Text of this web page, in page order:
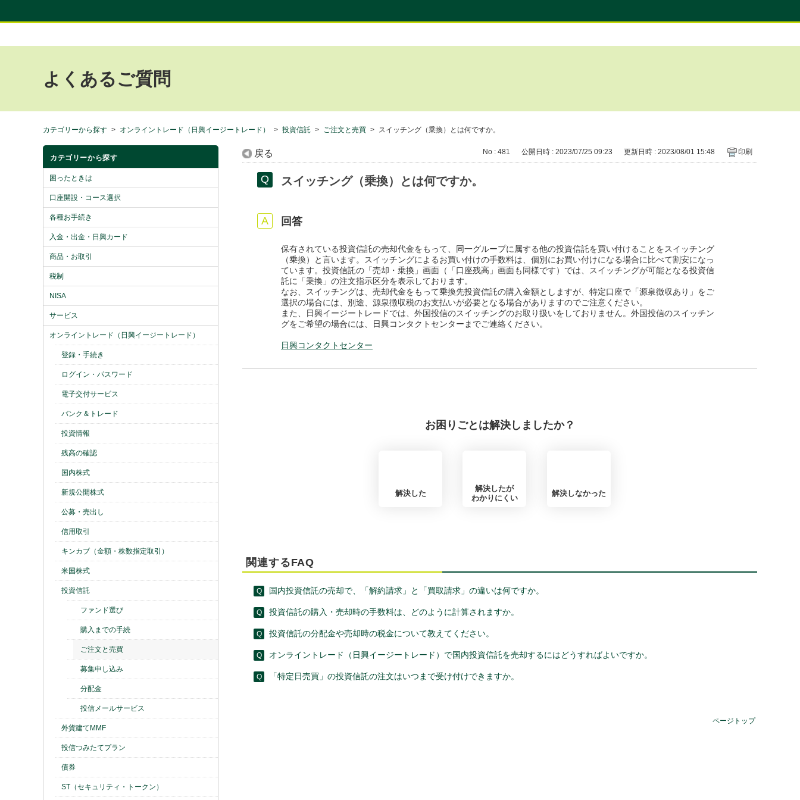
よくあるご質問
カテゴリーから探す > オンライントレード（日興イージートレード） > 投資信託 > ご注文と売買 > スイッチング（乗換）とは何ですか。
カテゴリーから探す
困ったときは
口座開設・コース選択
各種お手続き
入金・出金・日興カード
商品・お取引
税制
NISA
サービス
オンライントレード（日興イージートレード）
登録・手続き
ログイン・パスワード
電子交付サービス
バンク＆トレード
投資情報
残高の確認
国内株式
新規公開株式
公募・売出し
信用取引
キンカブ（金額・株数指定取引）
米国株式
投資信託
ファンド選び
購入までの手続
ご注文と売買
募集申し込み
分配金
投信メールサービス
外貨建てMMF
投信つみたてプラン
債券
ST（セキュリティ・トークン）
戻る No : 481 公開日時 : 2023/07/25 09:23 更新日時 : 2023/08/01 15:48 印刷
スイッチング（乗換）とは何ですか。
回答
保有されている投資信託の売却代金をもって、同一グループに属する他の投資信託を買い付けることをスイッチング
（乗換）と言います。スイッチングによるお買い付けの手数料は、個別にお買い付けになる場合に比べて割安になっ
ています。投資信託の「売却・乗換」画面（「口座残高」画面も同様です）では、スイッチングが可能となる投資信
託に「乗換」の注文指示区分を表示しております。
なお、スイッチングは、売却代金をもって乗換先投資信託の購入金額としますが、特定口座で「源泉徴収あり」をご
選択の場合には、別途、源泉徴収税のお支払いが必要となる場合がありますのでご注意ください。
また、日興イージートレードでは、外国投信のスイッチングのお取り扱いをしておりません。外国投信のスイッチン
グをご希望の場合には、日興コンタクトセンターまでご連絡ください。
日興コンタクトセンター
お困りごとは解決しましたか？
解決した
解決したが
わかりにくい
解決しなかった
関連するFAQ
国内投資信託の売却で、「解約請求」と「買取請求」の違いは何ですか。
投資信託の購入・売却時の手数料は、どのように計算されますか。
投資信託の分配金や売却時の税金について教えてください。
オンライントレード（日興イージートレード）で国内投資信託を売却するにはどうすればよいですか。
「特定日売買」の投資信託の注文はいつまで受け付けできますか。
ページトップ